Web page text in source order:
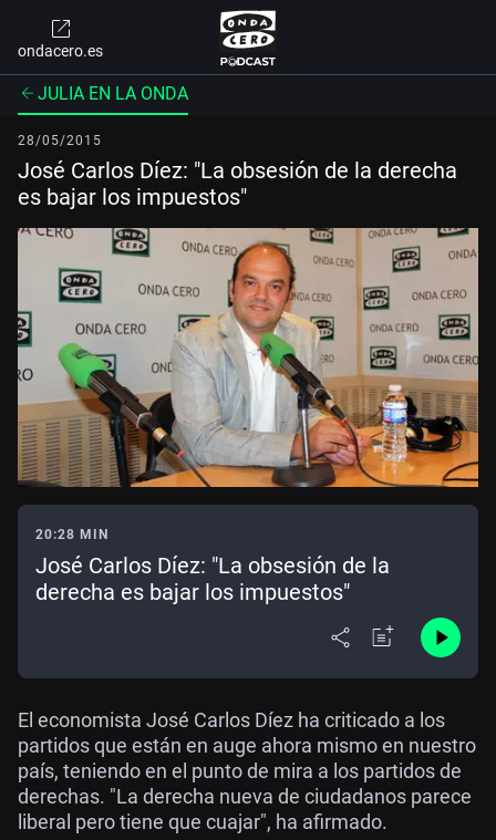
ondacero.es
JULIA EN LA ONDA
28/05/2015
José Carlos Díez: "La obsesión de la derecha
es bajar los impuestos"
20:28 MIN
José Carlos Díez: "La obsesión de la
derecha es bajar los impuestos"
El economista José Carlos Díez ha criticado a los
partidos que están en auge ahora mismo en nuestro
país, teniendo en el punto de mira a los partidos de
derechas. "La derecha nueva de ciudadanos parece
liberal pero tiene que cuajar", ha afirmado.